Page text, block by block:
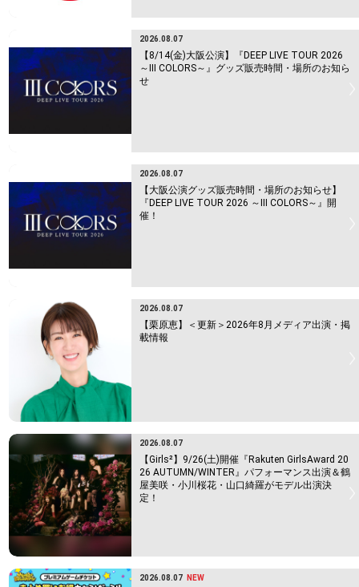
2026.08.07
【8/14(金)大阪公演】『DEEP LIVE TOUR 2026
～Ⅲ COLORS～』グッズ販売時間・場所のお知ら
せ
2026.08.07
【大阪公演グッズ販売時間・場所のお知らせ】
『DEEP LIVE TOUR 2026 ～Ⅲ COLORS～』開
催！
2026.08.07
【栗原恵】＜更新＞2026年8月メディア出演・掲
載情報
2026.08.07
【Girls²】9/26(土)開催『Rakuten GirlsAward 20
26 AUTUMN/WINTER』パフォーマンス出演＆鶴
屋美咲・小川桜花・山口綺羅がモデル出演決
定！
2026.08.07 NEW